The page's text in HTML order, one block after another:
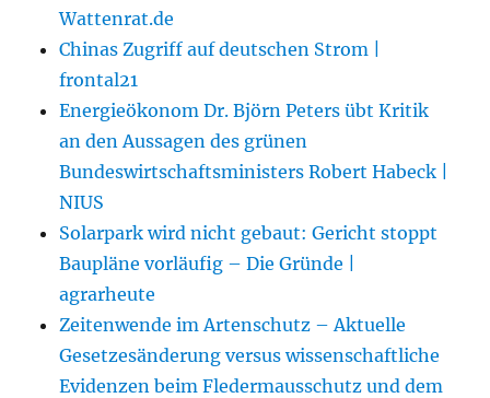
Wattenrat.de
Chinas Zugriff auf deutschen Strom |
frontal21
Energieökonom Dr. Björn Peters übt Kritik
an den Aussagen des grünen
Bundeswirtschaftsministers Robert Habeck |
NIUS
Solarpark wird nicht gebaut: Gericht stoppt
Baupläne vorläufig – Die Gründe |
agrarheute
Zeitenwende im Artenschutz – Aktuelle
Gesetzesänderung versus wissenschaftliche
Evidenzen beim Fledermausschutz und dem